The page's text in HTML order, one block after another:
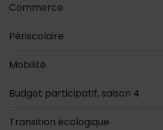
Commerce
Périscolaire
Mobilité
Budget participatif, saison 4
Transition écologique